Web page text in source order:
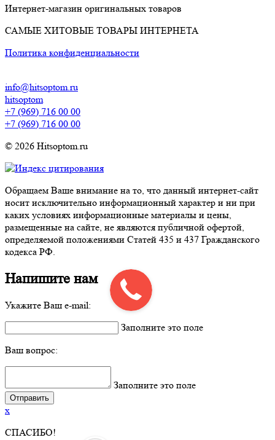
Интернет-магазин оригинальных товаров
САМЫЕ ХИТОВЫЕ ТОВАРЫ ИНТЕРНЕТА
Политика конфиденциальности
info@hitsoptom.ru
hitsoptom
+7 (969) 716 00 00
+7 (969) 716 00 00
© 2026 Hitsoptom.ru
Обращаем Ваше внимание на то, что данный интернет-сайт
носит исключительно информационный характер и ни при
каких условиях информационные материалы и цены,
размещенные на сайте, не являются публичной офертой,
определяемой положениями Статей 435 и 437 Гражданского
кодекса РФ.
Напишите нам
Укажите Ваш e-mail:
Заполните это поле
Ваш вопрос:
Заполните это поле
x
СПАСИБО!